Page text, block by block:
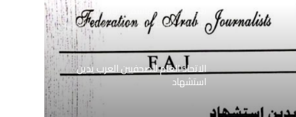
نعي الاستاذ الهاشمي نويرة
مستشار الاتحاد العام للصحفيين العرب
الاتحاد العام للصحفيين العرب يدين
استشهاد
ثلاثة صحفيين فلسطينيين باستهداف